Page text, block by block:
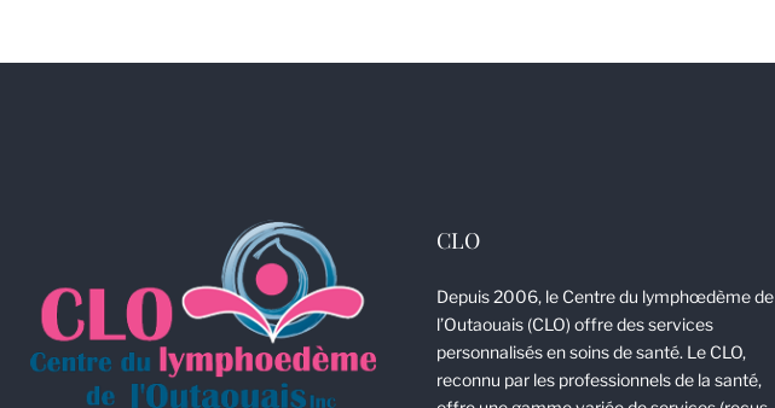
CLO
Depuis 2006, le Centre du lymphœdème de
l’Outaouais (CLO) offre des services
personnalisés en soins de santé. Le CLO,
reconnu par les professionnels de la santé,